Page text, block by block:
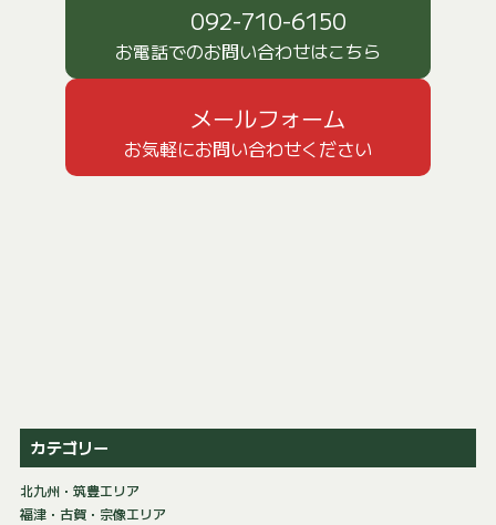
092-710-6150
お電話でのお問い合わせはこちら
メールフォーム
お気軽にお問い合わせください
カテゴリー
北九州・筑豊エリア
福津・古賀・宗像エリア